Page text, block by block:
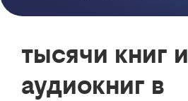
тысячи книг и
аудиокниг в